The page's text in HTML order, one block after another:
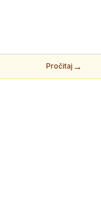
Pročitaj →